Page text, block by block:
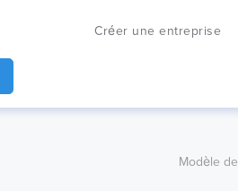
Créer une entreprise
Modèle de